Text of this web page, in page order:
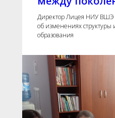
Директор Лицея НИУ
об изменениях структуры
образования